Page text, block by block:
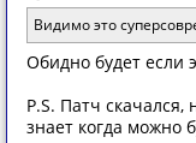
Видимо это
Обидно будет если
P.S. Патч
знает когда можно